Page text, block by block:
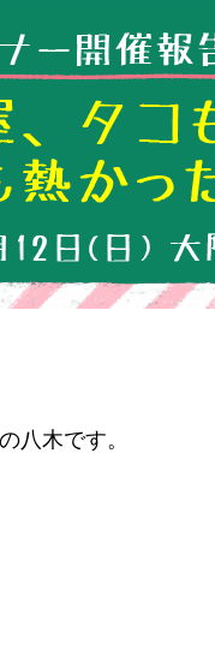
八木です。